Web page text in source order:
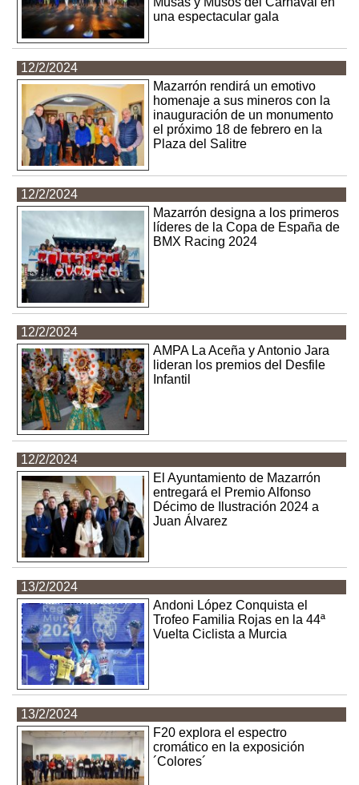
una espectacular gala
12/2/2024
Mazarrón rendirá un emotivo
homenaje a sus mineros con la
inauguración de un monumento
el próximo 18 de febrero en la
Plaza del Salitre
12/2/2024
Mazarrón designa a los primeros
líderes de la Copa de España de
BMX Racing 2024
12/2/2024
AMPA La Aceña y Antonio Jara
lideran los premios del Desfile
Infantil
12/2/2024
El Ayuntamiento de Mazarrón
entregará el Premio Alfonso
Décimo de Ilustración 2024 a
Juan Álvarez
13/2/2024
Andoni López Conquista el
Trofeo Familia Rojas en la 44ª
Vuelta Ciclista a Murcia
13/2/2024
F20 explora el espectro
cromático en la exposición
´Colores´